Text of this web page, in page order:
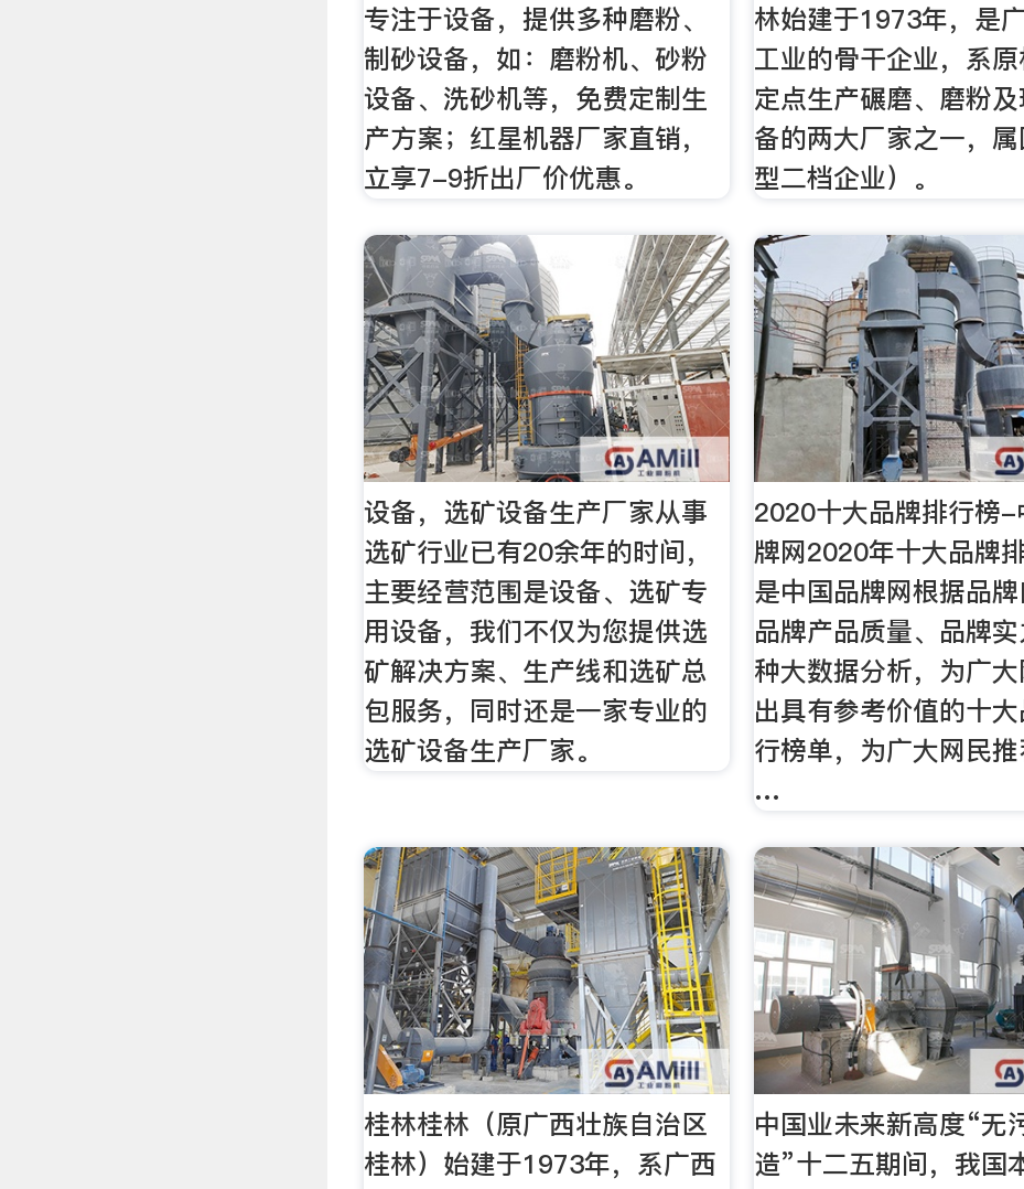
专注于设备，提供多种磨粉、
制砂设备，如：磨粉机、砂粉
设备、洗砂机等，免费定制生
产方案；红星机器厂家直销，
立享7-9折出厂价优惠。
林始建于1973年，是
工业的骨干企业，系
定点生产碾磨、磨粉
备的两大厂家之一，
型二档企业）。
设备，选矿设备生产厂家从事
选矿行业已有20余年的时间，
主要经营范围是设备、选矿专
用设备，我们不仅为您提供选
矿解决方案、生产线和选矿总
包服务，同时还是一家专业的
选矿设备生产厂家。
2020十大品牌排行榜-
牌网2020年十大品牌排
是中国品牌网根据品牌
品牌产品质量、品牌
种大数据分析，为广
出具有参考价值的十
行榜单，为广大网民
…
桂林桂林（原广西壮族自治区
桂林）始建于1973年，系广西
中国业未来新高度“无
造”十二五期间，我国